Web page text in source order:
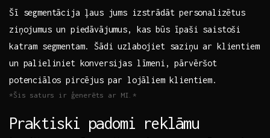
Šī ‌segmentācija‍ ļaus jums izstrādāt ⁢personalizētus
ziņojumus un ‌piedāvājumus, kas būs īpaši saistoši
katram ​segmentam. Šādi uzlabojiet ​saziņu ar klientiem
un‌ palieliniet konversijas līmeni, pārvēršot
potenciālos pircējus⁢ par ​lojāliem klientiem.
*Šis saturs ir ģenerēts ar MI.*
Praktiski padomi reklāmu